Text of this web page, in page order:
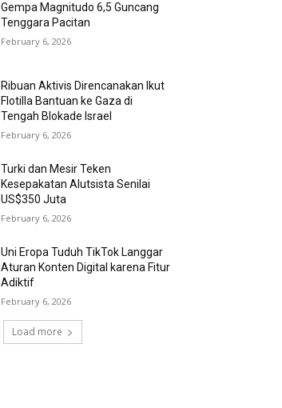
Gempa Magnitudo 6,5 Guncang
Tenggara Pacitan
February 6, 2026
Ribuan Aktivis Direncanakan Ikut
Flotilla Bantuan ke Gaza di
Tengah Blokade Israel
February 6, 2026
Turki dan Mesir Teken
Kesepakatan Alutsista Senilai
US$350 Juta
February 6, 2026
Uni Eropa Tuduh TikTok Langgar
Aturan Konten Digital karena Fitur
Adiktif
February 6, 2026
Load more